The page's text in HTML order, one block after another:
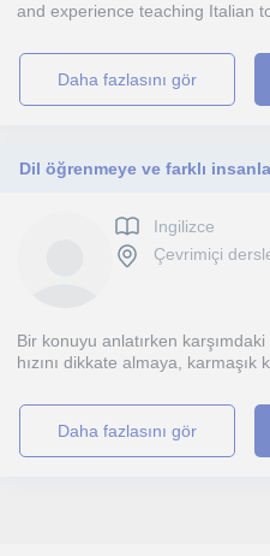
and experience teaching Italian
daha fazlasını gör
Ingilizce
Çevrimiçi
Bir konuyu anlatırken
hızını dikkate almaya, karmaşık
daha fazlasını gör